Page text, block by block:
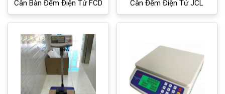
Cân Bàn Đếm Điện Tử FCD Cân Đếm Điện Tử JCL